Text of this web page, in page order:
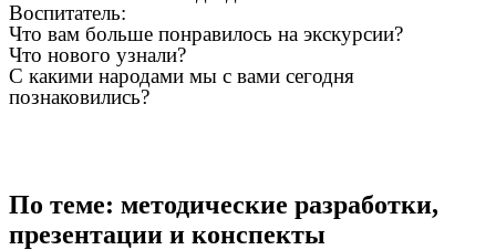
Воспитатель:
Что вам больше понравилось на экскурсии?
Что нового узнали?
С какими народами мы с вами сегодня
познаковились?
По теме: методические разработки,
презентации и конспекты